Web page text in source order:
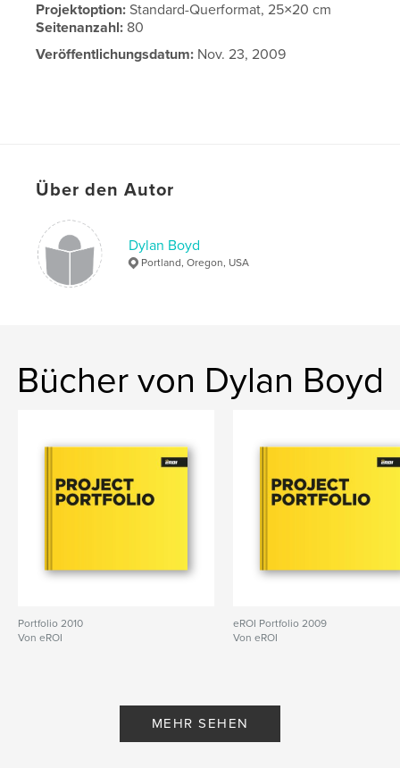
Projektoption:Standard-Querformat, 25×20 cm
Seitenanzahl: 80
Veröffentlichungsdatum: Nov. 23, 2009
Über den Autor
Dylan Boyd
Portland, Oregon, USA
Bücher von Dylan Boyd
Portfolio 2010
Von eROI
eROI Portfolio 2009
Von eROI
MEHR SEHEN